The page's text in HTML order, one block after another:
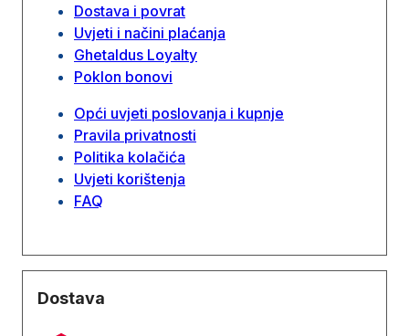
Dostava i povrat
Uvjeti i načini plaćanja
Ghetaldus Loyalty
Poklon bonovi
Opći uvjeti poslovanja i kupnje
Pravila privatnosti
Politika kolačića
Uvjeti korištenja
FAQ
Dostava